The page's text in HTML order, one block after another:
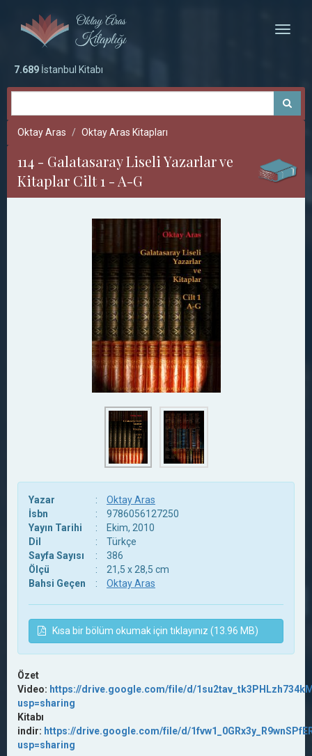
Toggle
7.689 İstanbul Kitabı
Oktay Aras Oktay Aras Kitapları
114 - Galatasaray Liseli Yazarlar ve
Kitaplar Cilt 1 - A-G
Yazar :
Oktay Aras
İsbn
:
9786056127250
Yayın Tarihi
:
Ekim, 2010
Dil
:
Türkçe
Sayfa Sayısı
:
386
Ölçü
:
21,5 x 28,5 cm
Bahsi Geçen
: Oktay Aras
Kısa bir bölüm okumak için tıklayınız (13.96 MB)
Özet
Video: https://drive.google.com/file/d/
usp=sharing
Kitabı
indir: https://drive.google.com/file/d/
usp=sharing